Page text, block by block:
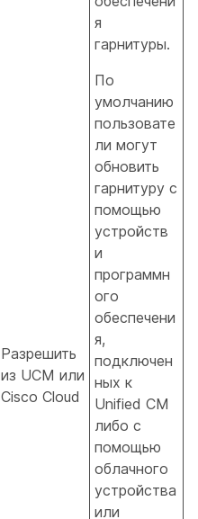
Разрешить
из UCM или
Cisco Cloud
я
гарнитуры.
По
умолчанию
пользовате
ли могут
обновить
гарнитуру с
помощью
устройств
и
программн
ого
обеспечени
я,
подключен
ных к
Unified CM
либо с
помощью
облачного
устройства
или